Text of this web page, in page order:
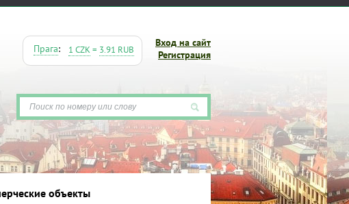
Вход на сайт
Регистрация
Прага: 1 CZK= 3.91 RUB
объектыобъекты